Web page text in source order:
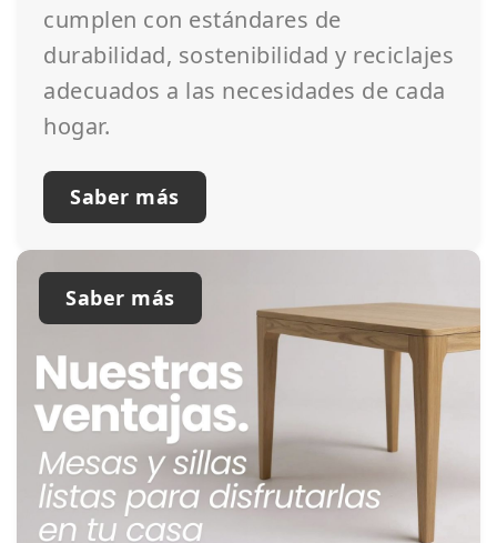
cumplen con estándares de
durabilidad, sostenibilidad y reciclajes
adecuados a las necesidades de cada
hogar.
Saber más
Saber más